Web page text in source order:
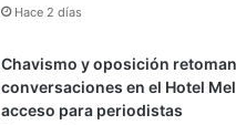
Hace 2 días
Chavismo y oposición retoman
conversaciones en el Hotel
acceso para periodistas